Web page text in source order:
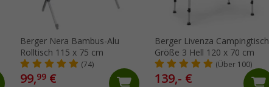
Berger Nera Bambus-Alu
Rolltisch 115 x 75 cm
(74)
99,99 €
Berger Livenza Campingtisch
Größe 3 Hell 120 x 70 cm
(Über 100)
139,- €